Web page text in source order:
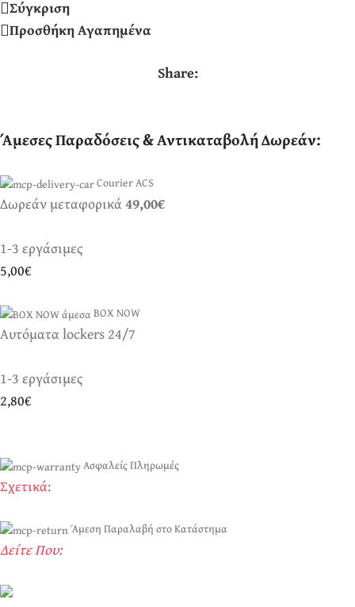
Σύγκριση
Προσθήκη Αγαπημένα
Share:
Άμεσες Παραδόσεις & Αντικαταβολή Δωρεάν:
Courier ACS
Δωρεάν μεταφορικά49,00€
1-3 εργάσιμες
5,00€
BOX NOW
Αυτόματα lockers 24/7
1-3 εργάσιμες
2,80€
Ασφαλείς Πληρωμές
Σχετικά:
Άμεση Παραλαβή στο Κατάστημα
Δείτε Που: